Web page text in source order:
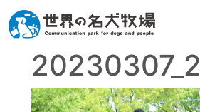
20230307_2